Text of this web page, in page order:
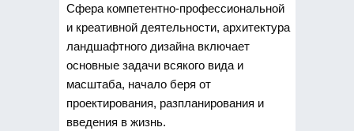
Сфера компетентно-профессиональной
и креативной деятельности, архитектура
ландшафтного дизайна включает
основные задачи всякого вида и
масштаба, начало беря от
проектирования, разпланирования и
введения в жизнь.